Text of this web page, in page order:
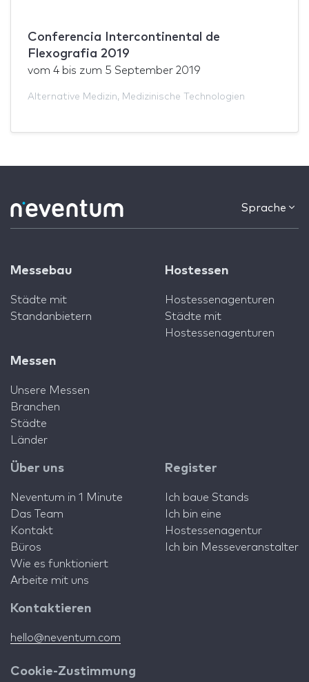
Conferencia Intercontinental de
Flexografia 2019
vom 4 bis zum 5 September 2019
Alternative Medizin, Medizinische Technologien
Sprache
Messebau
Städte mit
Standanbietern
Hostessen
Hostessenagenturen
Städte mit
Hostessenagenturen
Messen
Unsere Messen
Branchen
Städte
Länder
Über uns
Neventum in 1 Minute
Das Team
Kontakt
Büros
Wie es funktioniert
Arbeite mit uns
Register
Ich baue Stands
Ich bin eine
Hostessenagentur
Ich bin Messeveranstalter
Kontaktieren
hello@neventum.com
Cookie-Zustimmung